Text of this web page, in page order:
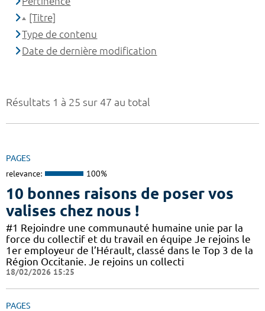
Résultats 1 à 25 sur 47 au total
PAGES
relevance: 100%
10 bonnes raisons de poser vos
valises chez nous !
#1 Rejoindre une communauté humaine unie par la
force du collectif et du travail en équipe Je rejoins le
1er employeur de l’Hérault, classé dans le Top 3 de la
Région Occitanie. Je rejoins un collecti
18/02/2026 15:25
PAGES
[Titre]
Type de contenu
Date de dernière modification